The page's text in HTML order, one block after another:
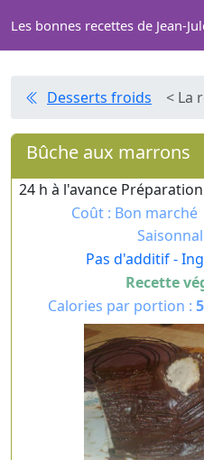
Les bonnes recettes de Jean-
Desserts froids < La
Bûche aux marrons
24 h à l'avance
Coût : Bon marché
Pas d'additif -
Recette
Calories par portion :